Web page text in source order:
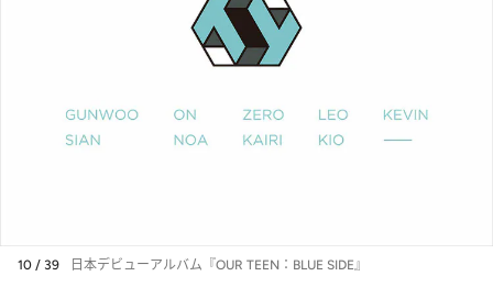
10 / 39 日本デビューアルバム『OUR TEEN：BLUE SIDE』